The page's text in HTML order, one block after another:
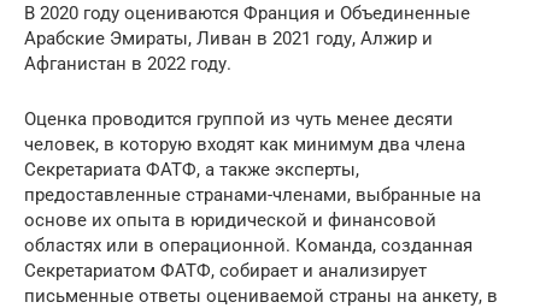
В 2020 году оцениваются Франция и Объединенные
Арабские Эмираты, Ливан в 2021 году, Алжир и
Афганистан в 2022 году.
Оценка проводится группой из чуть менее десяти
человек, в которую входят как минимум два члена
Секретариата ФАТФ, а также эксперты,
предоставленные странами-членами, выбранные на
основе их опыта в юридической и финансовой
областях или в операционной. Команда, созданная
Секретариатом ФАТФ, собирает и анализирует
письменные ответы оцениваемой страны на анкету, в